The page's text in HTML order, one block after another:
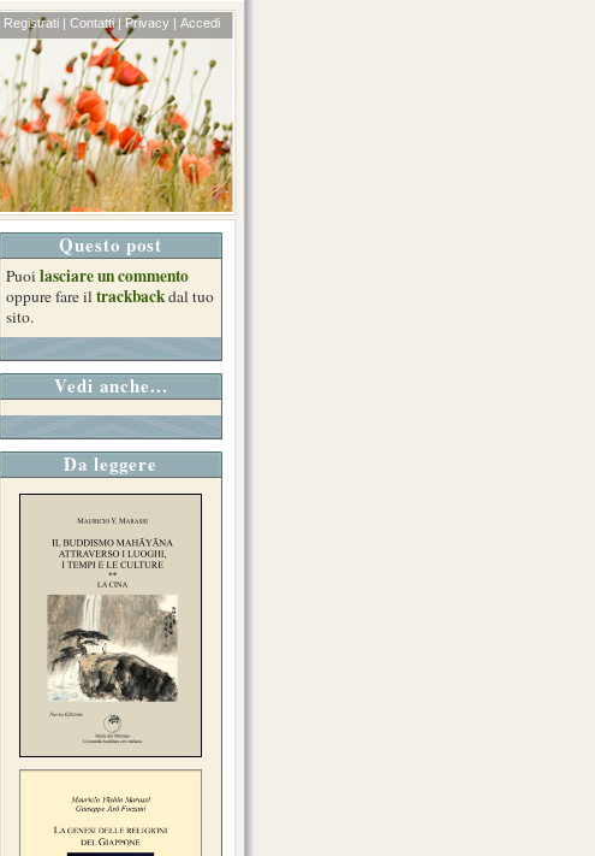
Registrati | Contatti | Privacy | Accedi
Questo post
Puoi lasciare un commento
oppure fare il trackbackdal tuo
sito.
Vedi anche...
Da leggere